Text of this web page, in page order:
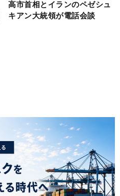
高市首相とイランのペゼシュ
キアン大統領が電話会談